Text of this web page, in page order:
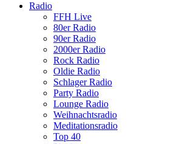
Radio
FFH Live
80er Radio
90er Radio
2000er Radio
Rock Radio
Oldie Radio
Schlager Radio
Party Radio
Lounge Radio
Weihnachtsradio
Meditationsradio
Top 40